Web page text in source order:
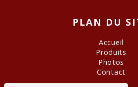
PLAN DU
Accueil
Produits
Photos
Contact